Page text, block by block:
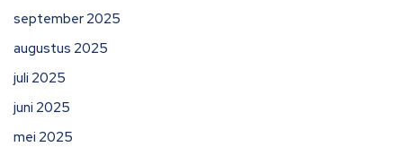
september 2025
augustus 2025
juli 2025
juni 2025
mei 2025